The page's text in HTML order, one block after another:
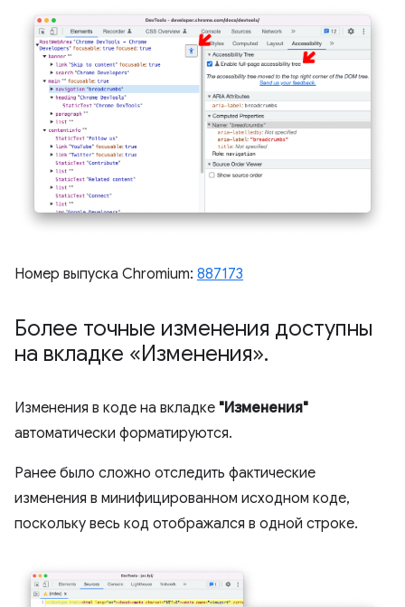
Номер выпуска Chromium: 887173
Более точные изменения доступны
на вкладке «Изменения».
Изменения в коде на вкладке "Изменения"
автоматически форматируются.
Ранее было сложно отследить фактические
изменения в минифицированном исходном коде,
поскольку весь код отображался в одной строке.